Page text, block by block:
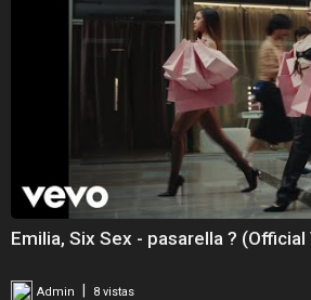
Emilia, Six Sex - pasarella ? (Official
Admin 8 vistas